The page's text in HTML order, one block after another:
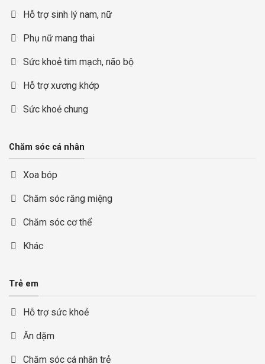
Hỗ trợ sinh lý nam, nữ
Phụ nữ mang thai
Sức khoẻ tim mạch, não bộ
Hỗ trợ xương khớp
Sức khoẻ chung
Chăm sóc cá nhân
Xoa bóp
Chăm sóc răng miệng
Chăm sóc cơ thể
Khác
Trẻ em
Hỗ trợ sức khoẻ
Ăn dặm
Chăm sóc cá nhân trẻ